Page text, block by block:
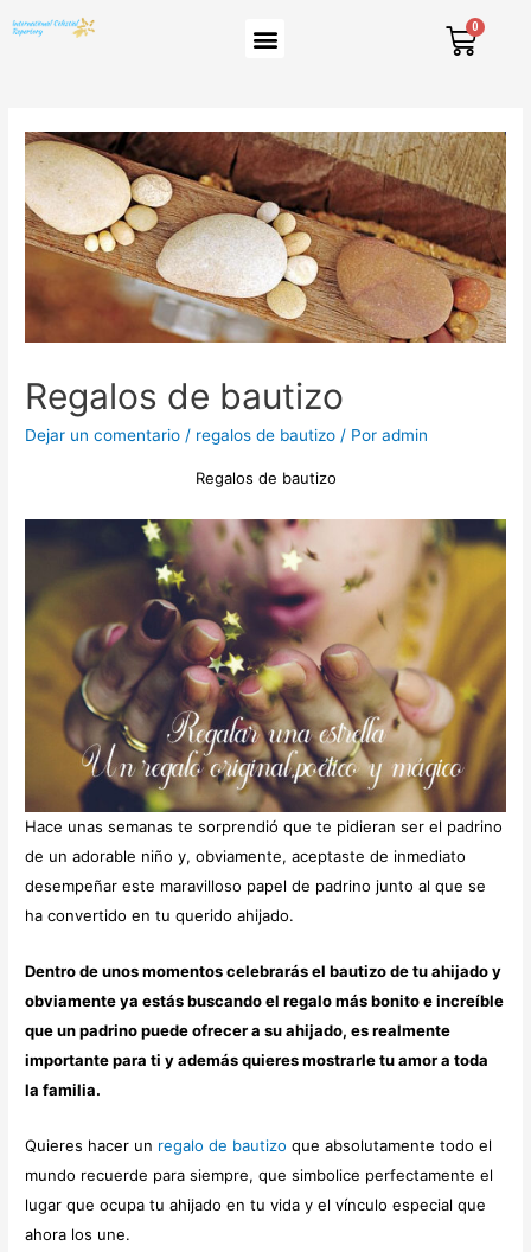
Regalos de bautizo
Dejar un comentario / regalos de bautizo / Poradmin
Regalos de bautizo
Hace unas semanas te sorprendió que te pidieran ser el padrino
de un adorable niño y, obviamente, aceptaste de inmediato
desempeñar este maravilloso papel de padrino junto al que se
ha convertido en tu querido ahijado.
Dentro de unos momentos celebrarás el bautizo de tu ahijado y
obviamente ya estás buscando el regalo más bonito e increíble
que un padrino puede ofrecer a su ahijado, es realmente
importante para ti y además quieres mostrarle tu amor a toda
la familia.
Quieres hacer un regalo de bautizo que absolutamente todo el
mundo recuerde para siempre, que simbolice perfectamente el
lugar que ocupa tu ahijado en tu vida y el vínculo especial que
ahora los une.